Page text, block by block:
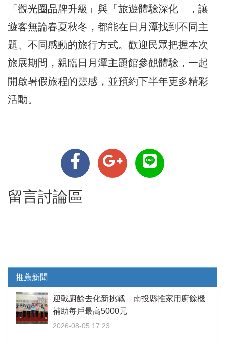
「觀光圈品牌升級」與「旅遊體驗深化」，讓
遊客無論春夏秋冬，都能在日月潭找到不同主
題、不同感動的旅行方式。歡迎民眾把握本次
旅展期間，親臨日月潭主題館參觀體驗，一起
開啟暑假旅程的靈感，並預約下半年更多精彩
活動。
留言討論區
推薦新聞
迎戰廚餘去化新挑戰 南投縣推家用廚餘機
補助每戶最高5000元
2026-08-05 17:23